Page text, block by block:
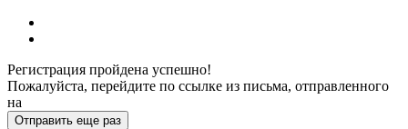
Регистрация пройдена успешно!
Пожалуйста, перейдите по ссылке из письма, отправленного
на
Отправить еще раз